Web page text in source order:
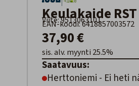
Keulakaide
Viite: 9513063101
EAN-koodi: 6418857003572
37,90 €
sis. alv. myynti 25.5%
Saatavuus:
Herttoniemi - Ei heti